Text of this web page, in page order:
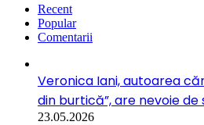
Recent
Popular
Comentarii
Veronica Iani, autoarea
din burtică”, are nevoie de
23.05.2026